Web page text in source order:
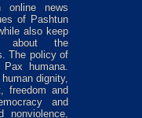
news
of Pashtun
also keep
about the
The policy of
humana.
dignity,
freedom and
and
nonviolence,